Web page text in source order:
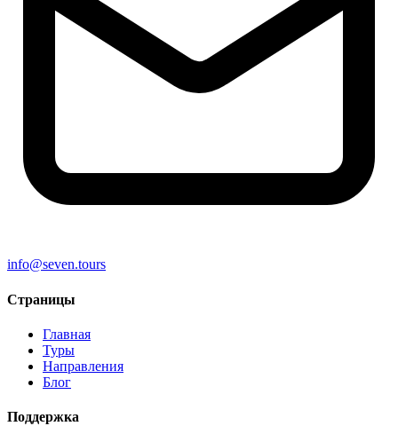
info@seven.tours
Страницы
Главная
Туры
Направления
Блог
Поддержка